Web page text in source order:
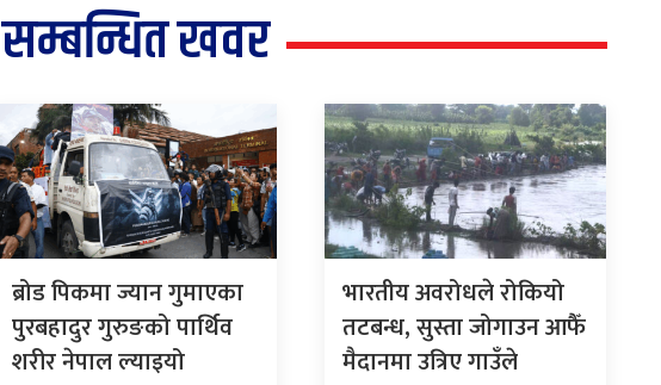
सम्बन्धित खवर
ब्रोड पिकमा ज्यान गुमाएका
पुरबहादुर गुरुङको पार्थिव
शरीर नेपाल ल्याइयो
भारतीय अवरोधले रोकियो
तटबन्ध, सुस्ता जोगाउन आफैँ
मैदानमा उत्रिए गाउँले